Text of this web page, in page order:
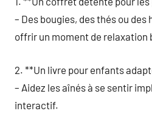
– Des bougies, des thés ou
offrir un moment de relaxation
2. **Un livre pour enfants
– Aidez les aînés à se sentir
interactif.